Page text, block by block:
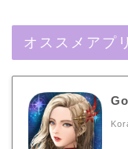
オススメアプ